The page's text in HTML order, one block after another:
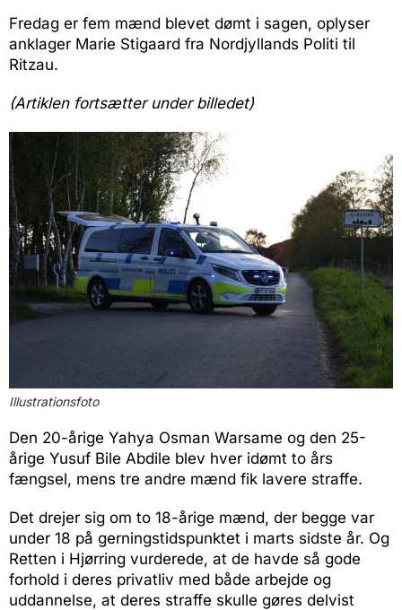
Fredag er fem mænd blevet dømt i sagen, oplyser
anklager Marie Stigaard fra Nordjyllands Politi til
Ritzau.
(Artiklen fortsætter under billedet)
Illustrationsfoto
Den 20-årige Yahya Osman Warsame og den 25-
årige Yusuf Bile Abdile blev hver idømt to års
fængsel, mens tre andre mænd fik lavere straffe.
Det drejer sig om to 18-årige mænd, der begge var
under 18 på gerningstidspunktet i marts sidste år. Og
Retten i Hjørring vurderede, at de havde så gode
forhold i deres privatliv med både arbejde og
uddannelse, at deres straffe skulle gøres delvist